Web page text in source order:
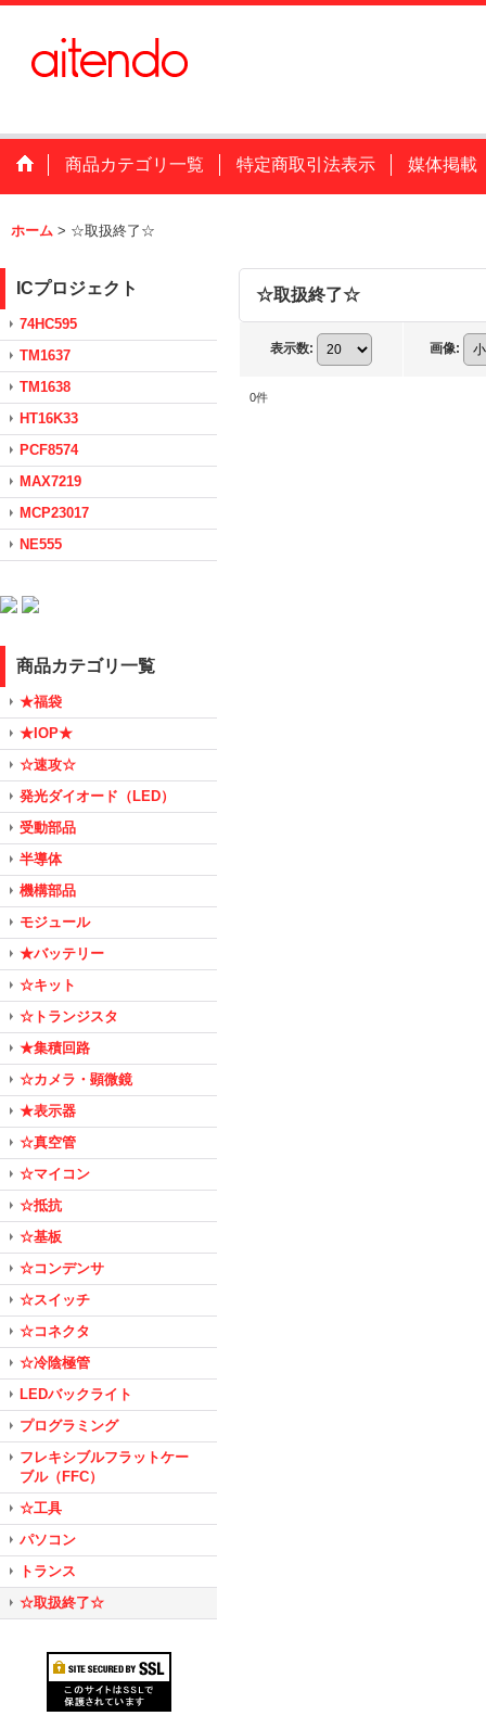
商品カテゴリ一覧 特定商取引法表示 媒体掲載
ホーム > ☆取扱終了☆
ICプロジェクト
74HC595
TM1637
TM1638
HT16K33
PCF8574
MAX7219
MCP23017
NE555
商品カテゴリ一覧
★福袋
★IOP★
☆速攻☆
発光ダイオード（LED）
受動部品
半導体
機構部品
モジュール
★バッテリー
☆キット
☆トランジスタ
★集積回路
☆カメラ・顕微鏡
★表示器
☆真空管
☆マイコン
☆抵抗
☆基板
☆コンデンサ
☆スイッチ
☆コネクタ
☆冷陰極管
LEDバックライト
プログラミング
フレキシブルフラットケー
ブル（FFC）
☆工具
パソコン
トランス
☆取扱終了☆
☆取扱終了☆
表示数: 画像:
0件